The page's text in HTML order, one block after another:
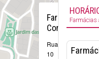
Farmácia
Confiança
Rua Formosa,
10
×
Farmácias